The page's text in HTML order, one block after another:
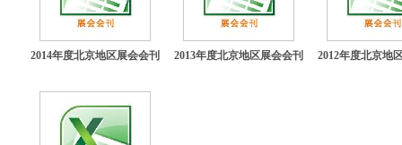
2014年度北京地区展会会刊 2013年度北京地区展会会刊 2012年度北京地